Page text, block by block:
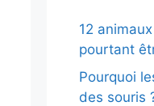
12
pourtant
Pourquoi
des souris